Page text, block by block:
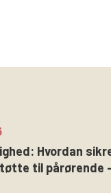
Hvordan
til pårørende